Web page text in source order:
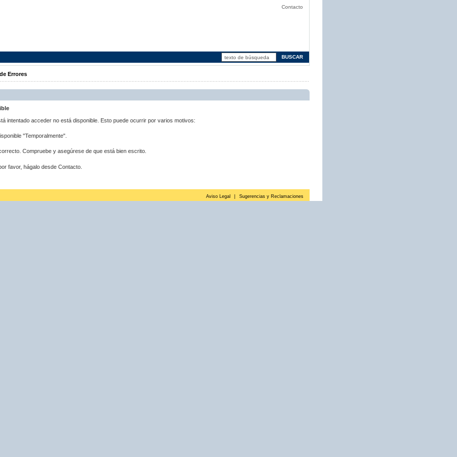
Contacto
Errores
intentado acceder no está disponible. Esto puede ocurrir por varios motivos:
"Temporalmente".
Compruebe y asegúrese de que está bien escrito.
favor, hágalo desde Contacto.
Aviso Legal Sugerencias y Reclamaciones